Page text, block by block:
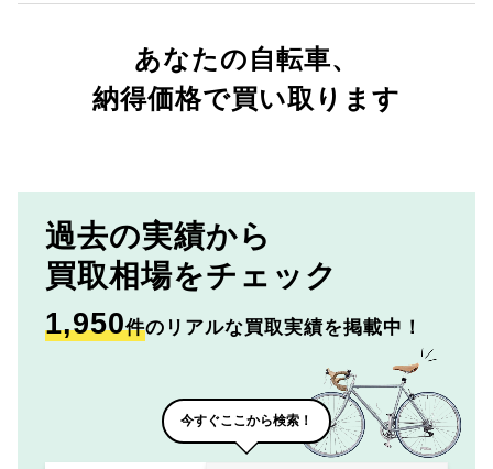
あなたの自転車、
納得価格で買い取ります
過去の実績から
買取相場をチェック
1,950件のリアルな買取実績を掲載中！
今すぐここから検索！